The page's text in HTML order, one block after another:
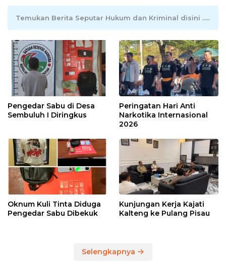
Temukan Berita Seputar Hukum dan Kriminal disini .....
Pengedar Sabu di Desa
Sembuluh I Diringkus
Peringatan Hari Anti
Narkotika Internasional
2026
Oknum Kuli Tinta Diduga
Pengedar Sabu Dibekuk
Kunjungan Kerja Kajati
Kalteng ke Pulang Pisau
Selengkapnya